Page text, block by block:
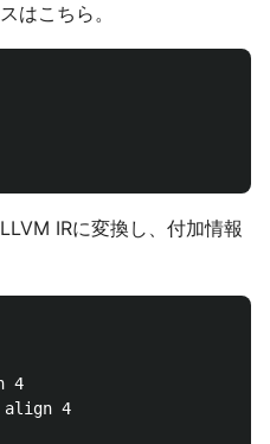
はこちら。
IRに変換し、付加情報
4
align 4